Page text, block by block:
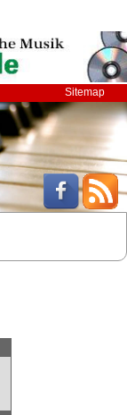
Sitemap